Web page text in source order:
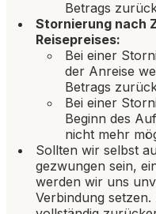
Betrags
Stornierung nach
Reisepreises:
Bei einer
der Anreise
Betrags
Bei einer
Beginn des
nicht mehr
Sollten wir selbst
gezwungen sein,
werden wir uns
Verbindung